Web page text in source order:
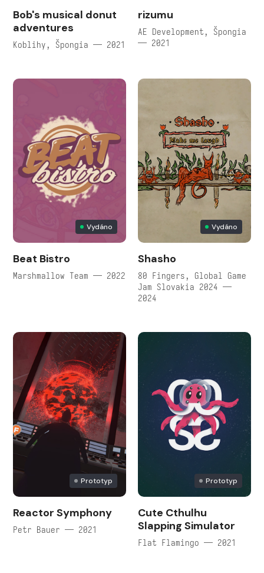
Bob's musical donut
adventures
Koblihy, Špongia — 2021
rizumu
AE Development, Špongia
— 2021
Vydáno
Beat Bistro
Marshmallow Team — 2022
Vydáno
Shasho
80 Fingers, Global Game
Jam Slovakia 2024 —
2024
Prototyp
Reactor Symphony
Petr Bauer — 2021
Prototyp
Cute Cthulhu
Slapping Simulator
Flat Flamingo — 2021